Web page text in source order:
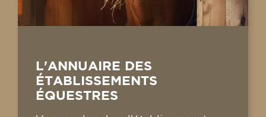
L'ANNUAIRE DES
ÉTABLISSEMENTS
ÉQUESTRES